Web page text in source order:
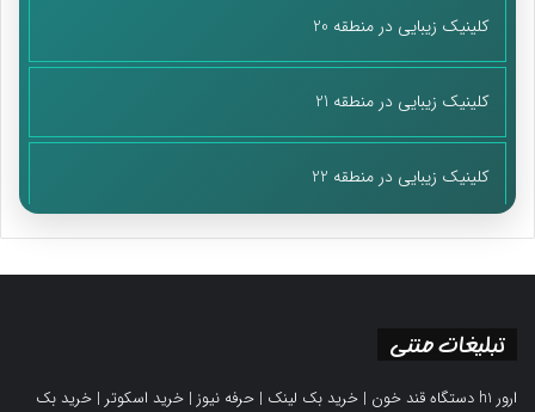
کلینیک زیبایی در منطقه 20
کلینیک زیبایی در منطقه 21
کلینیک زیبایی در منطقه 22
تبلیغات متنی
ارور h1 دستگاه قند خون | خرید بک لینک | حرفه نیوز | خرید اسکوتر | خرید بک